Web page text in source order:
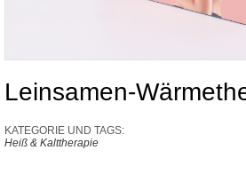
Leinsamen-
KATEGORIE UND TAGS:
Heiß & Kalttherapie